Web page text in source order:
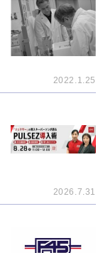
2022.1.25
2026.7.31